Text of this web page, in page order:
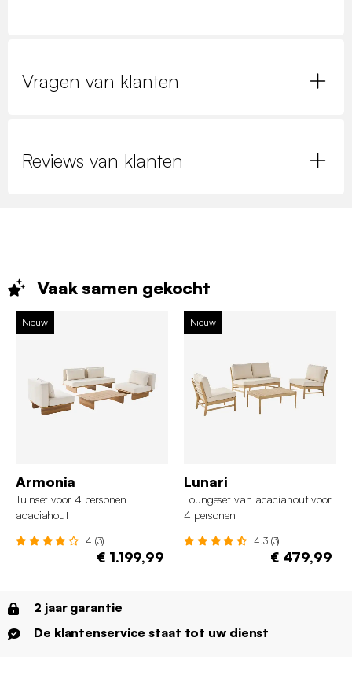
Vragen van klanten
Reviews van klanten
Vaak samen gekocht
Nieuw
Armonia
Tuinset voor 4 personen
acaciahout
4 (3)
€ 1.199,99
Nieuw
Lunari
Loungeset van acaciahout voor
4 personen
4.3 (3)
€ 479,99
2 jaar garantie
De klantenservice staat tot uw dienst